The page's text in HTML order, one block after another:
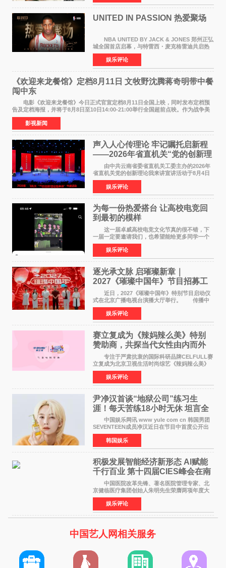
持续衰退，最
UNITED IN PASSION 热爱聚场
NBA UNITED BY JACK & JONES 郑州正弘
城全国首店启幕，与特雷西・麦克格雷迪共启热
爱 2026 年7 月21 日，
NBAUNITEDBYJACK&JONES 全国首店，于郑
州正弘城正式启幕。NBA 传奇球星
娱乐评论
《欢迎来龙餐馆》定档8月11日 文牧野沈腾蒋奇明带中餐
闯中东
电影《欢迎来龙餐馆》今日正式官宣定档8月11日全国上映，同时发布定档预
告及定档海报，并将于8月8日至10日14:00-21:00举行全国超前点映。作为战争美
食大片，影片讲述的是中国厨师徐福（沈腾
影视新闻
声入人心传理论 牢记嘱托启新程
——2026年省直机关“党的创新理
论我来讲”宣讲活动圆满落幕
由中共云南省委省直机关工委主办的2026年
省直机关党的创新理论我来讲宣讲活动于8月4日
至5日在昆明举办。活动以 "牢记嘱托 感恩奋进
开创云南发展新局面 "为主题，坚持以新时代中国
特色社会主义
娱乐评论
为每一份热爱搭台 让高校电竞回
到最初的模样
这一届卓威高校电竞文化节真的很不错，下
一届一定要邀请我们，也希望能给更多同学一个
来到现场的机会。 2026卓威高校电竞文化节
已经落下帷幕，在活动结束后，仍有不少高校电
竞社负责人和现
娱乐评论
逐光承文脉 启璀璨新章｜
2027《璀璨中国年》节目招募工
作圆满启动
近日，2027《璀璨中国年》特别节目启动仪
式在北京广播电视台演播大厅举行。 传播中
华优秀传统文化，弘扬纯正国风艺术，打造高规
格、高质感、正能量的文艺盛典，是璀璨中国年
矢志不渝的初心
娱乐评论
赛立复成为《辣妈辣么美》特别
赞助商，共探当代女性由内而外
活力美
专注于严肃抗衰的国际科研品牌CELFULL赛
立复成为北京卫视生活时尚综艺《辣妈辣么美》
的特别赞助商,明星辣妈袁咏仪倾情参与，向广大
都市女性传递健康生活新主张，寄语当代女性在
家庭与自我之间
娱乐评论
尹净汉首谈“地狱公司”练习生
涯！每天苦练18小时无休 坦言全
靠成员撑过来
中国娱乐网讯 www yule com cn 韩国男团
SEVENTEEN成员净汉近日在节目中首度公开出
道前的残酷练习生经历，并提及经纪公司Pledis
娱乐，引发广泛关注。 在8月2日播出的日本
TBS综艺节目《周
韩国娱乐
积极发展智能经济新形态 Al赋能
千行百业 第十四届CIES峰会在南
京盛大召开
中国医院改革先锋、著名医院管理专家、北
京健临医疗集团创始人朱明先生荣膺两项年度大
奖 2026年7月31日，盛夏金陵，长江之畔，
以重落地·真务实·强链接为主题的2026&lsquo;人
工智能+&rsquo
娱乐评论
中国艺人网相关服务